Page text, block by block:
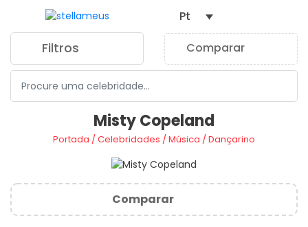
Filtros Comparar
Pt
Misty Copeland
Portada /Celebridades /Música /Dançarino
Comparar